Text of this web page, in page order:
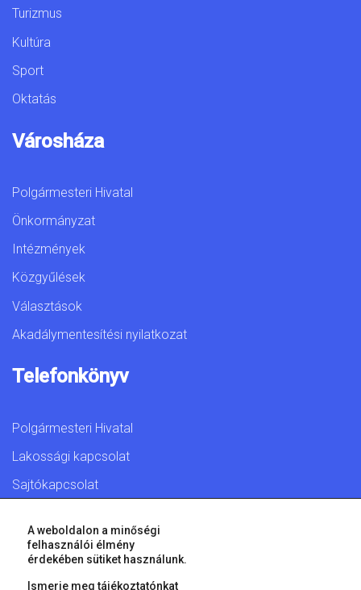
Turizmus
Kultúra
Sport
Oktatás
Városháza
Polgármesteri Hivatal
Önkormányzat
Intézmények
Közgyűlések
Választások
Akadálymentesítési nyilatkozat
Telefonkönyv
Polgármesteri Hivatal
Lakossági kapcsolat
Sajtókapcsolat
© 2026 Győr Megyei Jogú Város • Minden jog fenntartva!
A weboldalon a minőségi
felhasználói élmény
érdekében sütiket használunk.
Ismerje meg tájékoztatónkat